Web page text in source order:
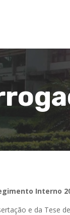
Interno
e da Tese